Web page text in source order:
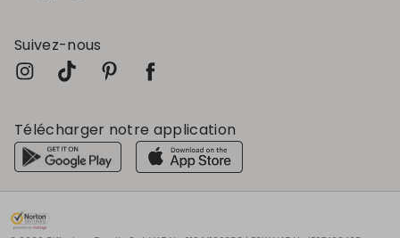
Suivez-nous
Télécharger notre application